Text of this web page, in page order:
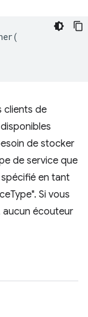
(
clients de
de stocker
de service que
en tant
Si vous
aucun écouteur